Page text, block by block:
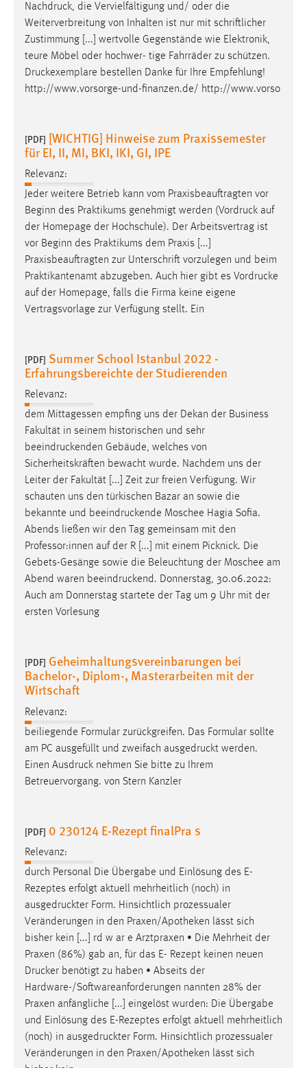
Nachdruck, die Vervielfältigung und/ oder die
Weiterverbreitung von Inhalten ist nur mit schriftlicher
Zustimmung [...] wertvolle Gegenstände wie Elektronik,
teure Möbel oder hochwer- tige Fahrräder zu schützen.
Druckexemplare bestellen Danke für Ihre Empfehlung!
http://www.vorsorge-und-finanzen.de/ http://www.vorso
[PDF] [WICHTIG] Hinweise zum Praxissemester
für EI, II, MI, BKI, IKI, GI, IPE
Relevanz:
Jeder weitere Betrieb kann vom Praxisbeauftragten vor
Beginn des Praktikums genehmigt werden (Vordruck auf
der Homepage der Hochschule). Der Arbeitsvertrag ist
vor Beginn des Praktikums dem Praxis [...]
Praxisbeauftragten zur Unterschrift vorzulegen und beim
Praktikantenamt abzugeben. Auch hier gibt es Vordrucke
auf der Homepage, falls die Firma keine eigene
Vertragsvorlage zur Verfügung stellt. Ein
[PDF] Summer School Istanbul 2022 -
Erfahrungsbereichte der Studierenden
Relevanz:
dem Mittagessen empfing uns der Dekan der Business
Fakultät in seinem historischen und sehr
beeindruckenden Gebäude, welches von
Sicherheitskräften bewacht wurde. Nachdem uns der
Leiter der Fakultät [...] Zeit zur freien Verfügung. Wir
schauten uns den türkischen Bazar an sowie die
bekannte und beeindruckende Moschee Hagia Sofia.
Abends ließen wir den Tag gemeinsam mit den
Professor:innen auf der R [...] mit einem Picknick. Die
Gebets-Gesänge sowie die Beleuchtung der Moschee am
Abend waren beeindruckend. Donnerstag, 30.06.2022:
Auch am Donnerstag startete der Tag um 9 Uhr mit der
ersten Vorlesung
[PDF] Geheimhaltungsvereinbarungen bei
Bachelor-, Diplom-, Masterarbeiten mit der
Wirtschaft
Relevanz:
beiliegende Formular zurückgreifen. Das Formular sollte
am PC ausgefüllt und zweifach ausgedruckt werden.
Einen Ausdruck nehmen Sie bitte zu Ihrem
Betreuervorgang. von Stern Kanzler
[PDF] 0 230124 E-Rezept finalPra s
Relevanz:
durch Personal Die Übergabe und Einlösung des E-
Rezeptes erfolgt aktuell mehrheitlich (noch) in
ausgedruckter Form. Hinsichtlich prozessualer
Veränderungen in den Praxen/Apotheken lässt sich
bisher kein [...] rd w ar e Arztpraxen • Die Mehrheit der
Praxen (86%) gab an, für das E- Rezept keinen neuen
Drucker benötigt zu haben • Abseits der
Hardware-/Softwareanforderungen nannten 28% der
Praxen anfängliche [...] eingelöst wurden: Die Übergabe
und Einlösung des E-Rezeptes erfolgt aktuell mehrheitlich
(noch) in ausgedruckter Form. Hinsichtlich prozessualer
Veränderungen in den Praxen/Apotheken lässt sich